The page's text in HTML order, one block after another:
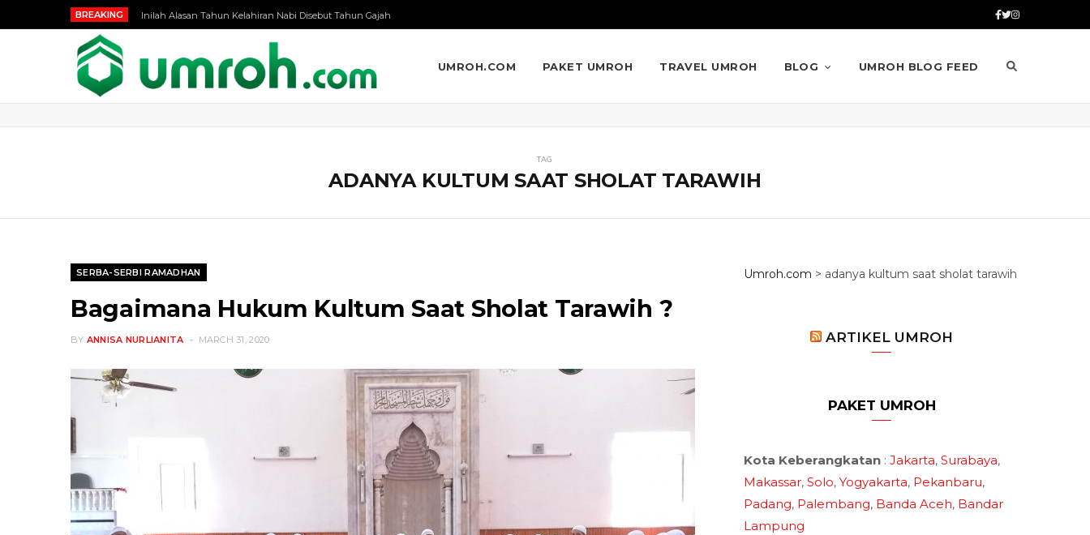
BREAKING Inilah Alasan Tahun Kelahiran Nabi Disebut Tahun Gajah
UMROH.COM PAKET UMROH TRAVEL UMROH BLOG UMROH BLOG FEED
TAG
ADANYA KULTUM SAAT SHOLAT TARAWIH
SERBA-SERBI RAMADHAN
Bagaimana Hukum Kultum Saat Sholat Tarawih ?
BY ANNISA NURLIANITA MARCH 31, 2020
Umroh.com > adanya kultum saat sholat tarawih
ARTIKEL UMROH
PAKET UMROH
Kota Keberangkatan : Jakarta, Surabaya,
Makassar, Solo, Yogyakarta, Pekanbaru,
Padang, Palembang, Banda Aceh, Bandar
Lampung